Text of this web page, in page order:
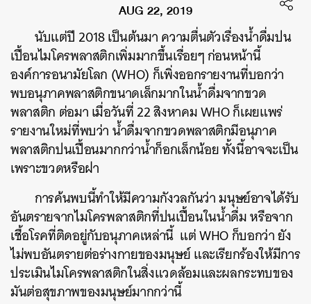
AUG 22, 2019
นับแต่ปี 2018 เป็นต้นมา ความตื่นตัวเรื่องน้ำดื่มปน
เปื้อนไมโครพลาสติกเพิ่มมากขึ้นเรื่อยๆ ก่อนหน้านี้
องค์การอนามัยโลก (WHO) ก็เพิ่งออกรายงานที่บอกว่า
พบอนุภาคพลาสติกขนาดเล็กมากในน้ำดื่มจากขวด
พลาสติก ต่อมา เมื่อวันที่ 22 สิงหาคม WHO ก็เผยแพร่
รายงานใหม่ที่พบว่า น้ำดื่มจากขวดพลาสติกมีอนุภาค
พลาสติกปนเปื้อนมากกว่าน้ำก็อกเล็กน้อย ทั้งนี้อาจจะเป็น
เพราะขวดหรือฝา
การค้นพบนี้ทำให้มีความกังวลกันว่า มนุษย์อาจได้รับ
อันตรายจากไมโครพลาสติกที่ปนเปื้อนในน้ำดื่ม หรือจาก
เชื้อโรคที่ติดอยู่กับอนุภาคเหล่านี้ แต่ WHO ก็บอกว่า ยัง
ไม่พบอันตรายต่อร่างกายของมนุษย์ และเรียกร้องให้มีการ
ประเมินไมโครพลาสติกในสิ่งแวดล้อมและผลกระทบของ
มันต่อสุขภาพของมนุษย์มากกว่านี้